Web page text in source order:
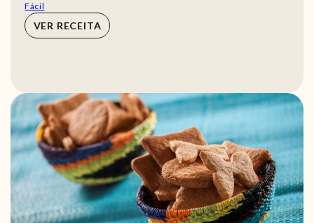
Fácil
VER RECEITA